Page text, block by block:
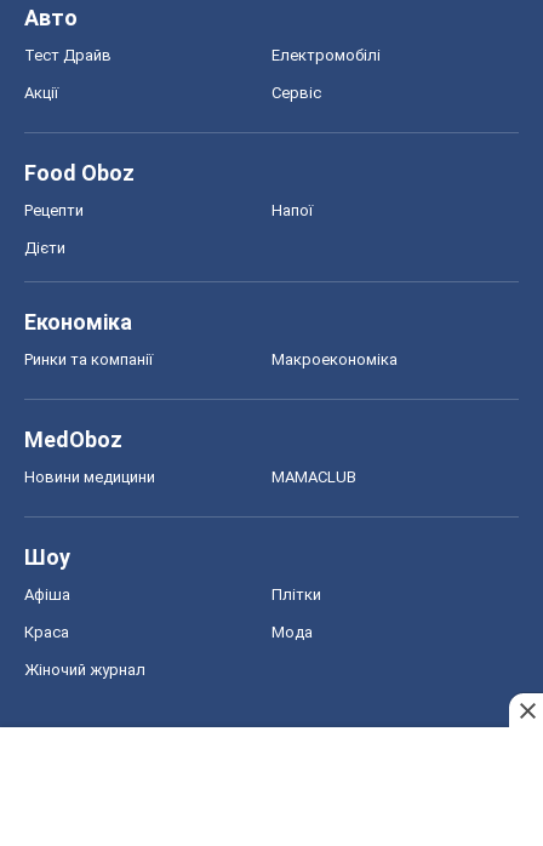
Авто
Тест Драйв Електромобілі
Акції Сервіс
Food Oboz
Рецепти Напої
Дієти
Економіка
Ринки та компанії Макроекономіка
MedOboz
Новини медицини MAMACLUB
Шоу
Афіша Плітки
Краса Мода
Жіночий журнал